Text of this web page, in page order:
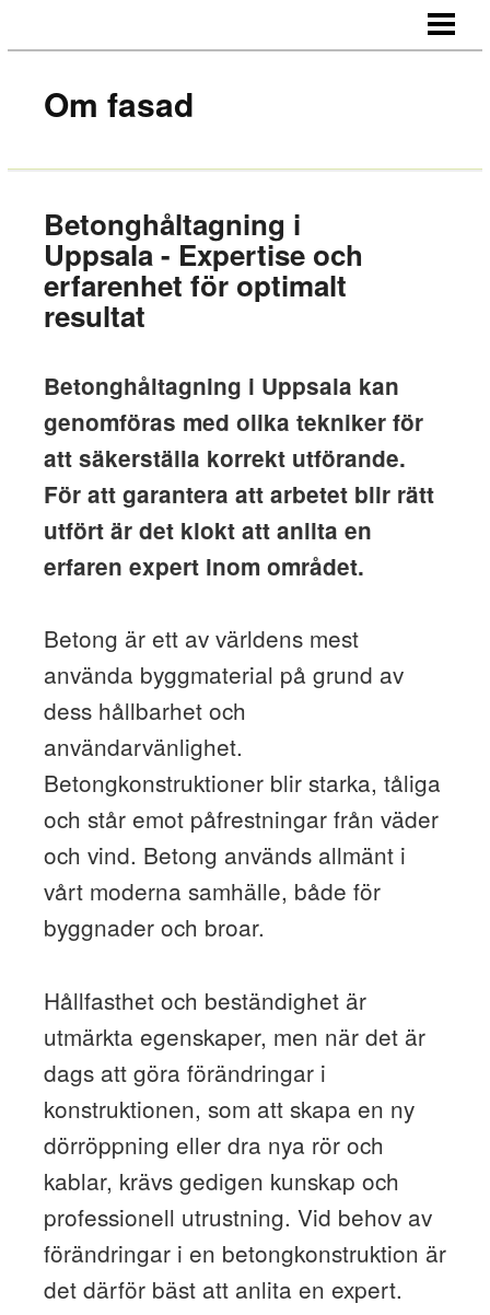
KONTAKT
Om fasad
Betonghåltagning i
Uppsala - Expertise och
erfarenhet för optimalt
resultat
Betonghåltagning i Uppsala kan
genomföras med olika tekniker för
att säkerställa korrekt utförande.
För att garantera att arbetet blir rätt
utfört är det klokt att anlita en
erfaren expert inom området.
Betong är ett av världens mest
använda byggmaterial på grund av
dess hållbarhet och
användarvänlighet.
Betongkonstruktioner blir starka, tåliga
och står emot påfrestningar från väder
och vind. Betong används allmänt i
vårt moderna samhälle, både för
byggnader och broar.
Hållfasthet och beständighet är
utmärkta egenskaper, men när det är
dags att göra förändringar i
konstruktionen, som att skapa en ny
dörröppning eller dra nya rör och
kablar, krävs gedigen kunskap och
professionell utrustning. Vid behov av
förändringar i en betongkonstruktion är
det därför bäst att anlita en expert.